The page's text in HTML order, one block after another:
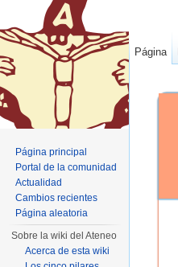
Página
Página principal
Portal de la comunidad
Actualidad
Cambios recientes
Página aleatoria
Sobre la wiki del Ateneo
Acerca de esta wiki